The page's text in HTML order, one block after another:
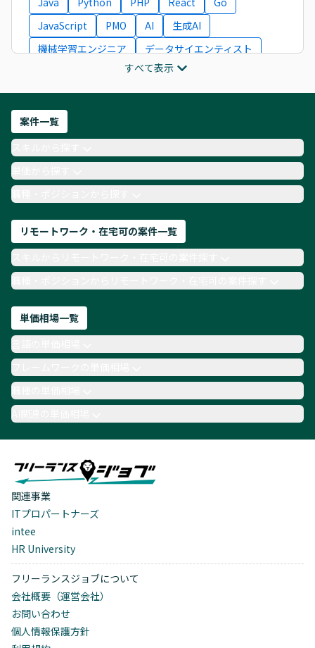
JavaScript
PMO AI
生成AI
機械学習エンジニア
データサイエンティスト
ITコンサルタント
フロントエンドエンジニア
ネットワークエンジニア
AIエンジニア
Webデザイナー
月収100万円 業務委託
COBOL
Ruby
TypeScript
Laravel AWS
すべて表示
案件一覧
単価から探す
職種・ポジションから探す
リモートワーク・在宅可の案件一覧
職種・ポジションからリモートワーク・在宅可の案件探す
単価相場一覧
職種の単価相場
AI関連の単価相場
関連事業
ITプロパートナーズ
intee
HR University
フリーランスジョブについて
会社概要（運営会社）
お問い合わせ
個人情報保護方針